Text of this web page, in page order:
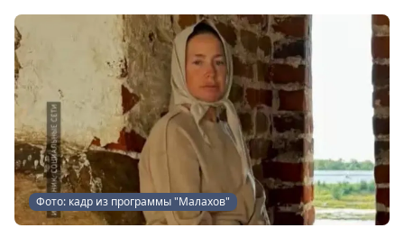
Фото: кадр из программы "Малахов"